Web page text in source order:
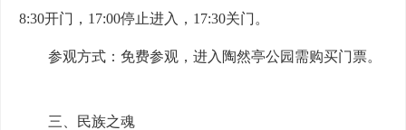
8:30开门，17:00停止进入，17:30关门。
参观方式：免费参观，进入陶然亭公园需购买门票。
三、民族之魂